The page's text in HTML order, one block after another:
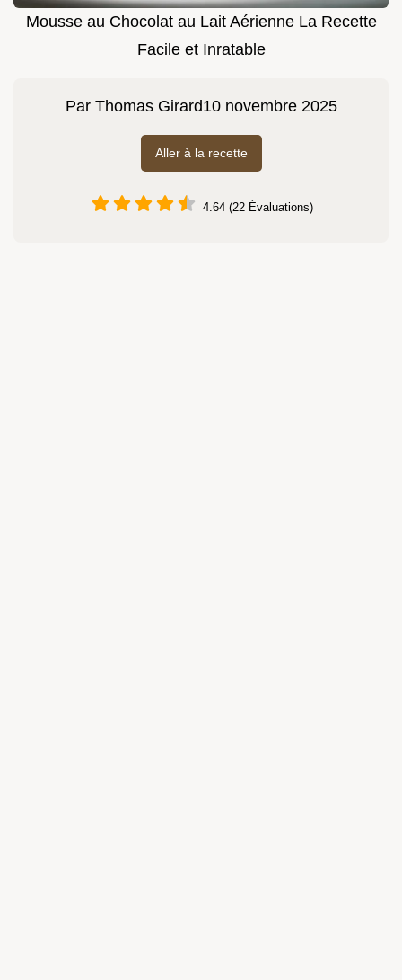
Mousse au Chocolat au Lait Aérienne La Recette
Facile et Inratable
Par Thomas Girard10 novembre 2025
Aller à la recette
4.64 (22 Évaluations)